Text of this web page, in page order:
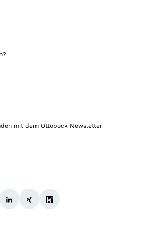
mit dem Ottobock Newsletter